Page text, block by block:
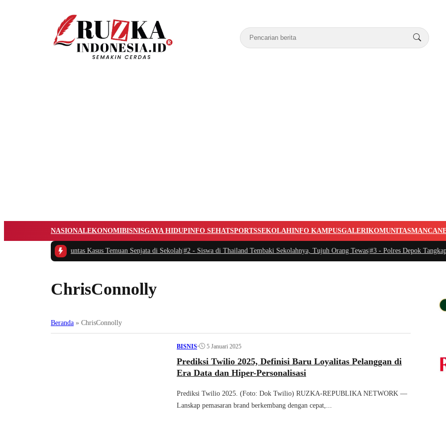
NASIONALEKONOMIBISNISGAYA HIDUPINFO SEHATSPORTSSEKOLAHINFO KAMPUSGALERIKOMUNITAS
Polisi Usut Tuntas Kasus Temuan Senjata di Sekolah|#2 - Siswa di Thailand Tembaki Sekolahnya, Tujuh Orang Tewas|#3 - Polres Depok Tangkap
ChrisConnolly
Beranda » ChrisConnolly
BISNIS• 5 Januari 2025
Prediksi Twilio 2025, Definisi Baru Loyalitas Pelanggan di
Era Data dan Hiper-Personalisasi
Prediksi Twilio 2025. (Foto: Dok Twilio) RUZKA-REPUBLIKA NETWORK —
Lanskap pemasaran brand berkembang dengan cepat,...